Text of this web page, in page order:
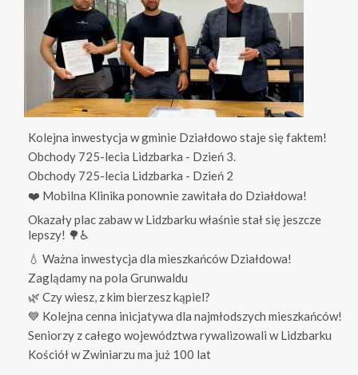
Kolejna inwestycja w gminie Działdowo staje się faktem!
Obchody 725-lecia Lidzbarka - Dzień 3.
Obchody 725-lecia Lidzbarka - Dzień 2
❤️ Mobilna Klinika ponownie zawitała do Działdowa!
Okazały plac zabaw w Lidzbarku właśnie stał się jeszcze
lepszy! 🌳♿
💧 Ważna inwestycja dla mieszkańców Działdowa!
Zaglądamy na pola Grunwaldu
🌿 Czy wiesz, z kim bierzesz kąpiel?
💙 Kolejna cenna inicjatywa dla najmłodszych mieszkańców!
Seniorzy z całego województwa rywalizowali w Lidzbarku
Kościół w Zwiniarzu ma już 100 lat